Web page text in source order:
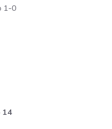
1-0
14